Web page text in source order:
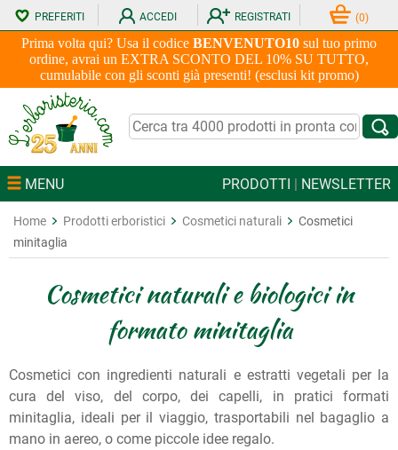
Prima volta qui? Usa il codice BENVENUTO10 sul tuo primo
ordine, avrai un EXTRA SCONTO DEL 10% SU TUTTO,
cumulabile con gli sconti già presenti! (esclusi kit promo)
PREFERITI ACCEDI REGISTRATI (0)
MENU PRODOTTI | NEWSLETTER
Home Prodotti erboristici Cosmetici naturali
Cosmetici
minitaglia
Cosmetici naturali e biologici in
formato minitaglia
Cosmetici con ingredienti naturali e estratti vegetali per la
cura del viso, del corpo, dei capelli, in pratici formati
minitaglia, ideali per il viaggio, trasportabili nel bagaglio a
mano in aereo, o come piccole idee regalo.